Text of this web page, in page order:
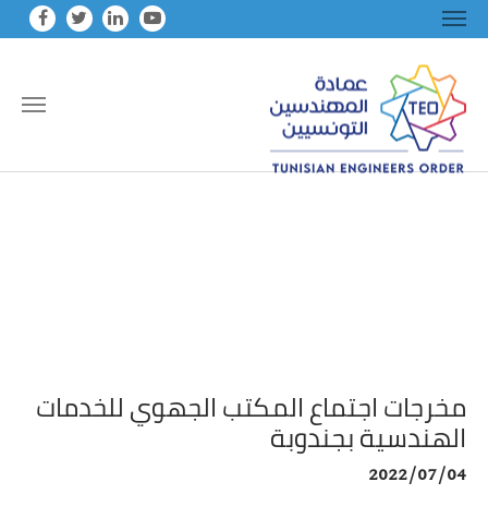
مخرجات اجتماع المكتب الجهوي للخدمات
الهندسية بجندوبة
2022/07/04